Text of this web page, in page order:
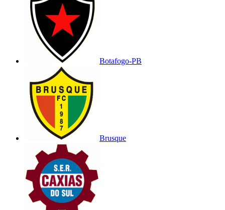
Botafogo-PB
Brusque